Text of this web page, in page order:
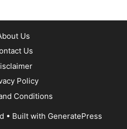
Us
Us
Policy
Conditions
• Built with GeneratePress